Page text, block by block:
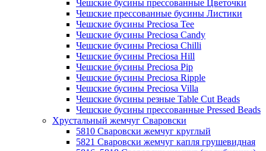
Чешские бусины прессованные Цветочки
Чешские прессованные бусины Листики
Чешские бусины Preciosa Tee
Чешские бусины Preciosa Candy
Чешские бусины Preciosa Chilli
Чешские бусины Preciosa Hill
Чешские бусины Preciosa Pip
Чешские бусины Preciosa Ripple
Чешские бусины Preciosa Villa
Чешские бусины резные Table Cut Beads
Чешские бусины прессованные Pressed Beads
Хрустальный жемчуг Сваровски
5810 Сваровски жемчуг круглый
5821 Сваровски жемчуг капля грушевидная